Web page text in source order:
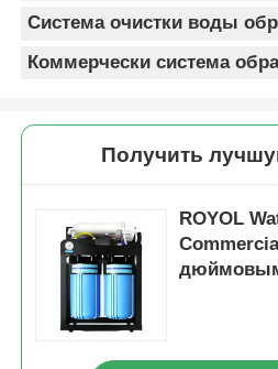
returns. Great product
Система очистки воды
Коммерчески система
Получить
ROYOL